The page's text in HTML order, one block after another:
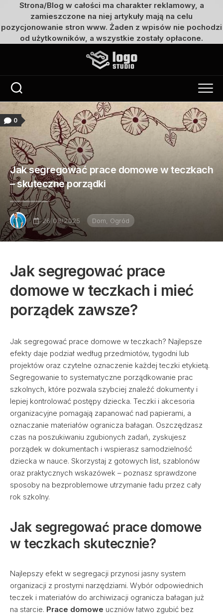
Strona/Blog w całości ma charakter reklamowy, a
zamieszczone na niej artykuły mają na celu
pozycjonowanie stron www. Żaden z wpisów nie pochodzi
od użytkowników, a wszystkie zostały opłacone.
0
Jak segregować prace domowe w teczkach
– skuteczne porządki
26/08/2025 Dom, Ogród
Jak segregować prace
domowe w teczkach i mieć
porządek zawsze?
Jak segregować prace domowe w teczkach? Najlepsze
efekty daje podział według przedmiotów, tygodni lub
projektów oraz czytelne oznaczenie każdej teczki etykietą.
Segregowanie to systematyczne porządkowanie prac
szkolnych, które pozwala szybciej znaleźć dokumenty i
lepiej kontrolować postępy dziecka. Teczki i akcesoria
organizacyjne pomagają zapanować nad papierami, a
oznaczanie materiałów ogranicza bałagan. Oszczędzasz
czas na poszukiwaniu zgubionych zadań, zyskujesz
porządek w dokumentach i wspierasz samodzielność
dziecka w nauce. Skorzystaj z gotowych list, szablonów
oraz praktycznych wskazówek – poznasz sprawdzone
sposoby na bezproblemowe utrzymanie ładu przez cały
rok szkolny.
Jak segregować prace domowe
w teczkach skutecznie?
Najlepszy efekt w segregacji przynosi jasny system
organizacji z prostymi narzędziami. Wybór odpowiednich
teczek i materiałów do archiwizacji ogranicza bałagan już
na starcie. Prace domowe uczniów łatwo zgubić bez